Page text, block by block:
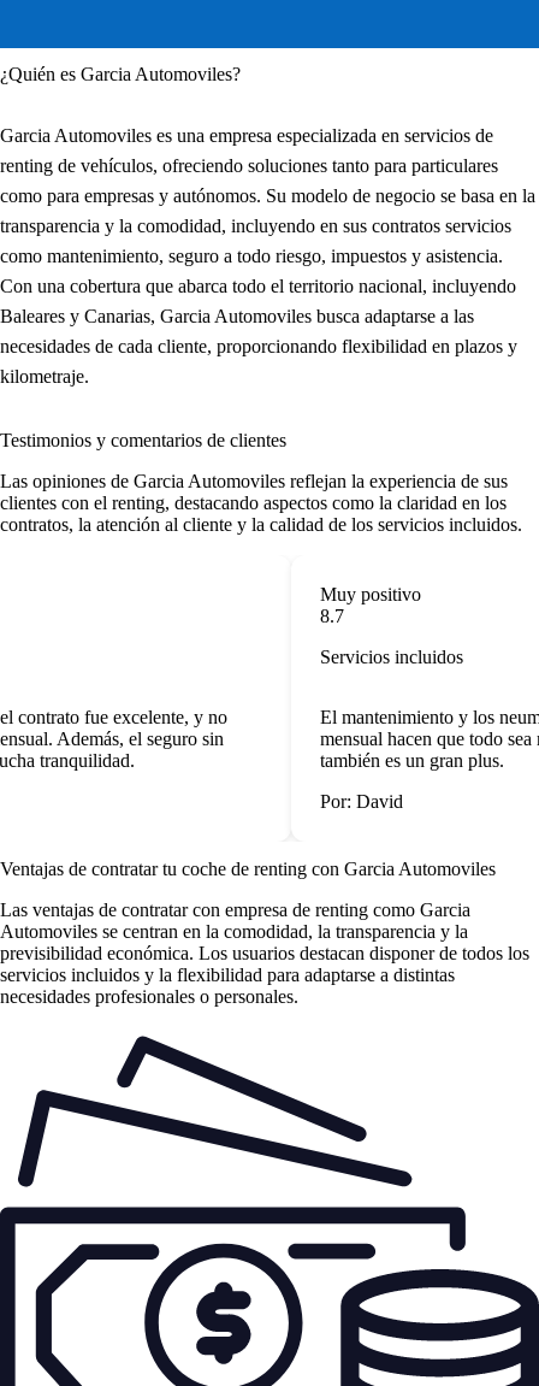
¿Quién es Garcia Automoviles?
Garcia Automoviles es una empresa especializada en servicios de
renting de vehículos, ofreciendo soluciones tanto para particulares
como para empresas y autónomos. Su modelo de negocio se basa en la
transparencia y la comodidad, incluyendo en sus contratos servicios
como mantenimiento, seguro a todo riesgo, impuestos y asistencia.
Con una cobertura que abarca todo el territorio nacional, incluyendo
Baleares y Canarias, Garcia Automoviles busca adaptarse a las
necesidades de cada cliente, proporcionando flexibilidad en plazos y
kilometraje.
Testimonios y comentarios de clientes
Las opiniones de Garcia Automoviles reflejan la experiencia de sus
clientes con el renting, destacando aspectos como la claridad en los
contratos, la atención al cliente y la calidad de los servicios incluidos.
contrato fue excelente, y no
Además, el seguro sin
tranquilidad.
Muy positivo
8.7
Servicios incluidos
El mantenimiento y los
mensual hacen que todo
también es un gran plus.
Por: David
Ventajas de contratar tu coche de renting con Garcia Automoviles
Las ventajas de contratar con empresa de renting como Garcia
Automoviles se centran en la comodidad, la transparencia y la
previsibilidad económica. Los usuarios destacan disponer de todos los
servicios incluidos y la flexibilidad para adaptarse a distintas
necesidades profesionales o personales.